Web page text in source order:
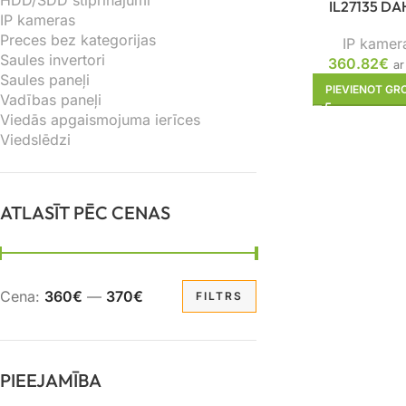
IP kameras
Preces bez kategorijas
Saules invertori
Saules paneļi
Vadības paneļi
Viedās apgaismojuma ierīces
Viedslēdzi
ATLASĪT PĒC CENAS
FILTRS
Cena: 360€ — 370€
PIEEJAMĪBA
IL27135
IP
360.82€ ar
PIEVIENOT